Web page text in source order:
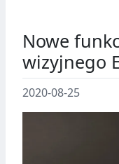
Nowe
wizyjnego
2020-08-25